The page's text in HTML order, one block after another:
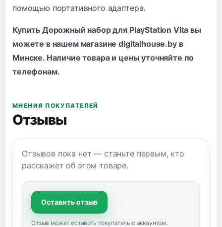
помощью портативного адаптера.
Купить Дорожный набор для PlayStation Vita вы
можете в нашем магазине digitalhouse.by в
Минске. Наличие товара и цены уточняйте по
телефонам.
МНЕНИЯ ПОКУПАТЕЛЕЙ
Отзывы
Отзывов пока нет — станьте первым, кто
расскажет об этом товаре.
Оставить отзыв
Отзыв может оставить покупатель с аккаунтом.